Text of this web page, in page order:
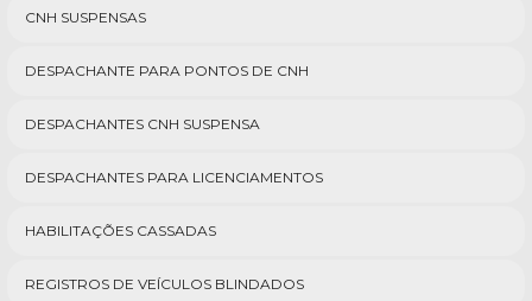
CNH SUSPENSAS
DESPACHANTE PARA PONTOS DE CNH
DESPACHANTES CNH SUSPENSA
DESPACHANTES PARA LICENCIAMENTOS
HABILITAÇÕES CASSADAS
REGISTROS DE VEÍCULOS BLINDADOS